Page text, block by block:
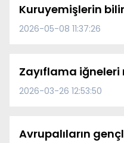
Kuruyemişlerin
2026-05-08 11:37:26
Zayıflama iğneleri
2026-03-26 12:53:50
Avrupalıların